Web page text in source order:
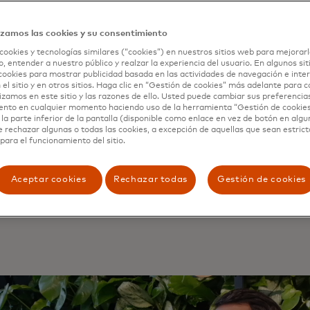
integrando canales seguros y métodos de
tanto para los consumidores como para los
como la redirección de aplicación a aplicación
para agilizar el proceso de pago, haciéndolo más
la perspectiva del comerciante, la colaboración
seguros y fáciles de usar, lo que aumenta las tasas de
que los comerciantes ya están experimentando
donde los pagos A2A ya son comunes, nos
y la experiencia del usuario. Para nuevos mercados,
que los comerciantes puedan ofrecer una opción de
mejorando en última instancia las tasas de
las cookies y su consentimiento
y tecnologías similares (“cookies”) en nuestros sitios web para
entender a nuestro público y realzar la experiencia del usuario. En algunos
para mostrar publicidad basada en las actividades de navegación e
el sitio y en otros sitios. Haga clic en “Gestión de cookies” más adelante para
en este sitio y las razones de ello. Usted puede cambiar sus
en cualquier momento haciendo uso de la herramienta “Gestión de
la parte inferior de la pantalla (disponible como enlace en vez de botón en
rechazar algunas o todas las cookies, a excepción de aquellas que sean
el funcionamiento del sitio.
Aceptar cookies Rechazar todas Gestión de cookies